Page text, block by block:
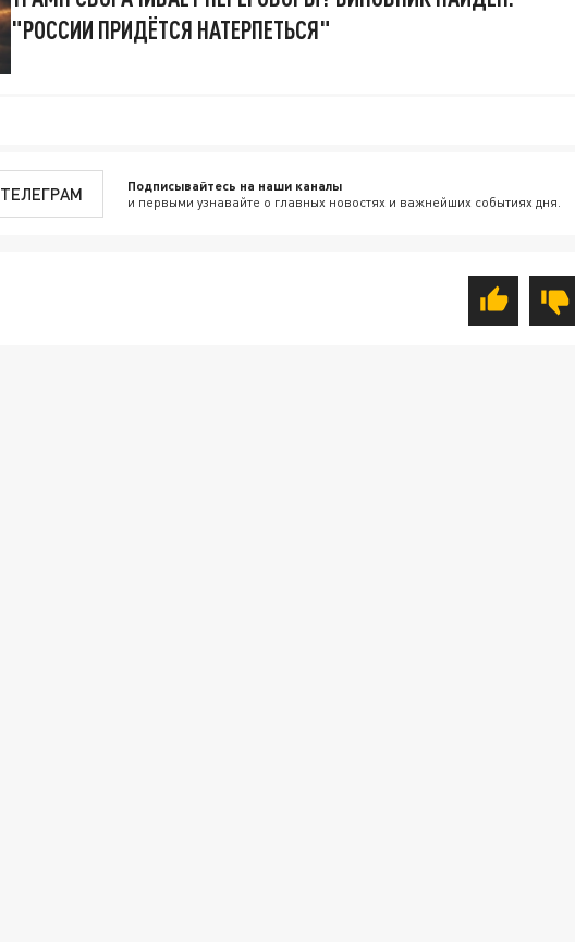
"РОССИИ ПРИДЁТСЯ НАТЕРПЕТЬСЯ"
ТЕЛЕГРАМ Подписывайтесь на наши каналы
и первыми узнавайте о главных новостях и важнейших событиях дня.